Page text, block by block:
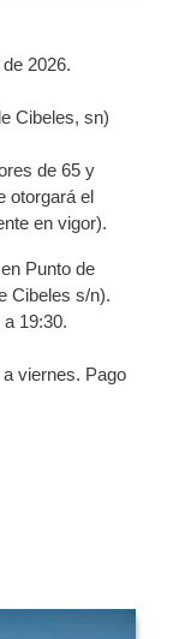
2026.
Cibeles, sn)
de 65 y
otorgará el
en vigor).
Punto de
Cibeles s/n).
19:30.
viernes. Pago